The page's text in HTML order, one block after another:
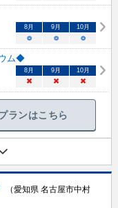
8 月 9 月 10月
○ ○ ○
ム◆
8 月 9 月 10月
× × ×
ランはこちら
（愛知県 名古屋市中村